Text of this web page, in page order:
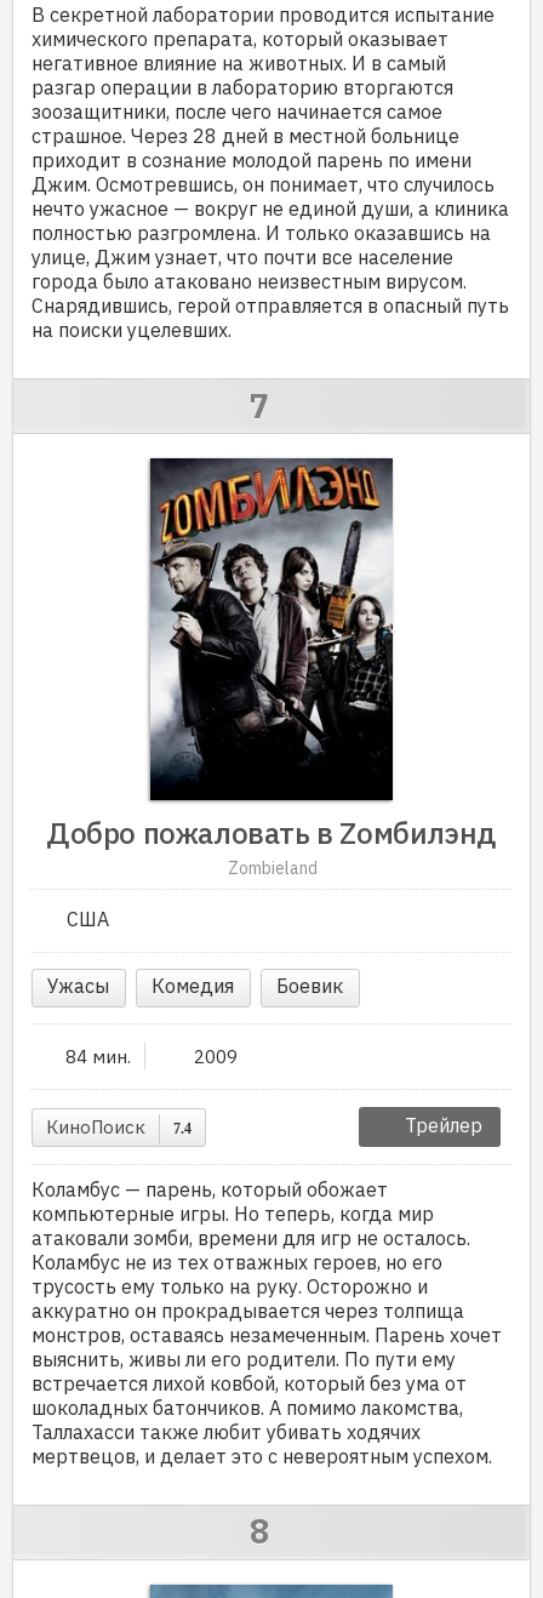
В секретной лаборатории проводится испытание
химического препарата, который оказывает
негативное влияние на животных. И в самый
разгар операции в лабораторию вторгаются
зоозащитники, после чего начинается самое
страшное. Через 28 дней в местной больнице
приходит в сознание молодой парень по имени
Джим. Осмотревшись, он понимает, что случилось
нечто ужасное — вокруг не единой души, а клиника
полностью разгромлена. И только оказавшись на
улице, Джим узнает, что почти все население
города было атаковано неизвестным вирусом.
Снарядившись, герой отправляется в опасный путь
на поиски уцелевших.
Добро пожаловать в Zомбилэнд
Zombieland
США
Ужасы Комедия Боевик
84 мин. 2009
КиноПоиск 7.4 Трейлер
Коламбус — парень, который обожает
компьютерные игры. Но теперь, когда мир
атаковали зомби, времени для игр не осталось.
Коламбус не из тех отважных героев, но его
трусость ему только на руку. Осторожно и
аккуратно он прокрадывается через толпища
монстров, оставаясь незамеченным. Парень хочет
выяснить, живы ли его родители. По пути ему
встречается лихой ковбой, который без ума от
шоколадных батончиков. А помимо лакомства,
Таллахасси также любит убивать ходячих
мертвецов, и делает это с невероятным успехом.